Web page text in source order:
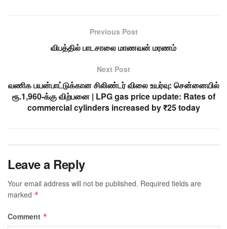
Previous Post
விபத்தில் பாடசாலை மாணவன் மரணம்
Next Post
வணிக பயன்பாட்டுக்கான சிலிண்டர் விலை உயர்வு: சென்னையில்
ரூ.1,960-க்கு விற்பனை | LPG gas price update: Rates of
commercial cylinders increased by ₹25 today
Leave a Reply
Your email address will not be published. Required fields are
marked *
Comment *